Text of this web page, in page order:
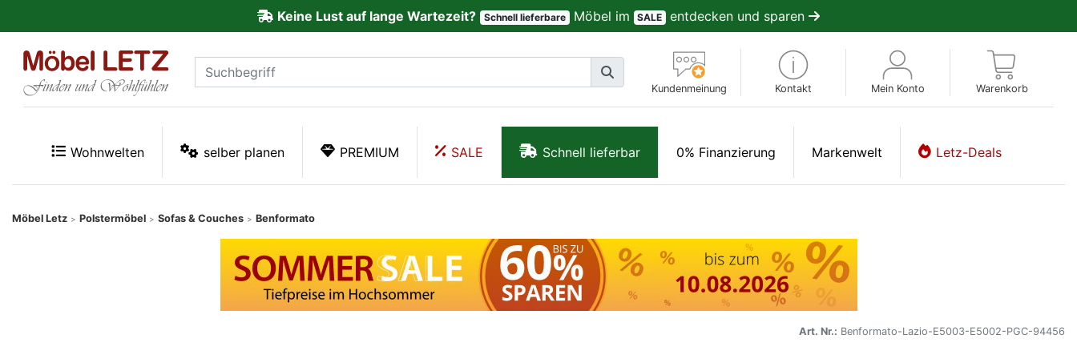
Keine Lust auf lange Wartezeit? Schnell lieferbare Möbel im SALE entdecken und sparen
Kundenmeinung Kontakt Mein Konto Warenkorb
Wohnwelten selber planen PREMIUM SALE Schnell lieferbar 0% Finanzierung Markenwelt Letz-Deals
Möbel Letz > Polstermöbel > Sofas & Couches > Benformato
Art. Nr.: Benformato-Lazio-E5003-E5002-PGC-94456
Kundenmeinungen
PREMIUM
Schnell